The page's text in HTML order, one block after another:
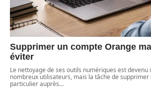
Supprimer un compte Orange
éviter
Le nettoyage de ses outils numériques est devenu
nombreux utilisateurs, mais la tâche de
particulier auprès…